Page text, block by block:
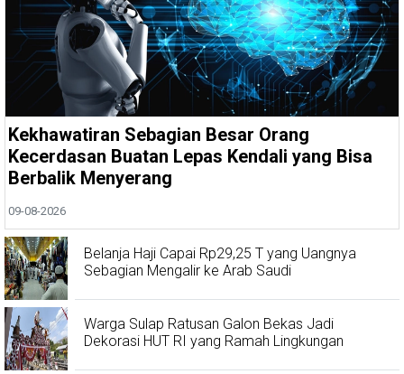
Kekhawatiran Sebagian Besar Orang
Kecerdasan Buatan Lepas Kendali yang Bisa
Berbalik Menyerang
09-08-2026
Belanja Haji Capai Rp29,25 T yang Uangnya
Sebagian Mengalir ke Arab Saudi
Warga Sulap Ratusan Galon Bekas Jadi
Dekorasi HUT RI yang Ramah Lingkungan